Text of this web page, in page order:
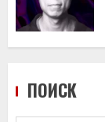
ПОИСК